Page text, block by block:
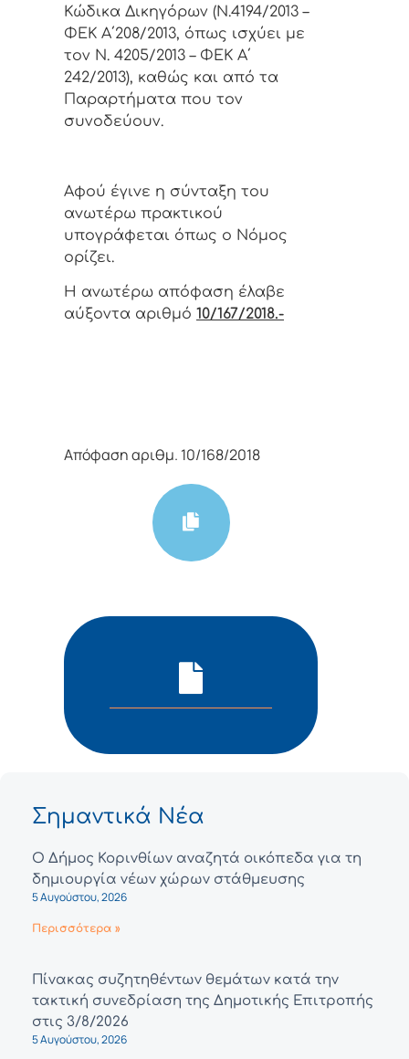
Κώδικα Δικηγόρων (Ν.4194/2013 –
ΦΕΚ Α΄208/2013, όπως ισχύει με
τον Ν. 4205/2013 – ΦΕΚ Α΄
242/2013), καθώς και από τα
Παραρτήματα που τον
συνοδεύουν.
Αφoύ έγιvε η σύvταξη τoυ
αvωτέρω πρακτικoύ
υπoγράφεται όπως o Νόμoς
oρίζει.
Η αvωτέρω απόφαση έλαβε
αύξοντα αριθμό 10/167/2018.-
Απόφαση αριθμ. 10/168/2018
Σημαντικά Νέα
Ο Δήμος Κορινθίων αναζητά οικόπεδα για τη
δημιουργία νέων χώρων στάθμευσης
5 Αυγούστου, 2026
Περισσότερα »
Πίνακας συζητηθέντων θεμάτων κατά την
τακτική συνεδρίαση της Δημοτικής Επιτροπής
στις 3/8/2026
5 Αυγούστου, 2026